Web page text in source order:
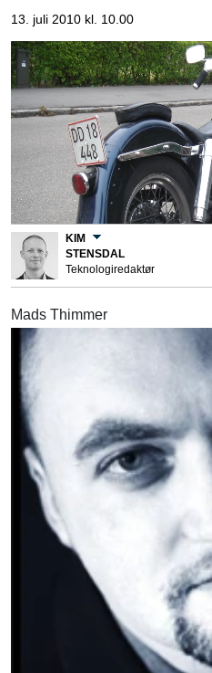
13. juli 2010 kl. 10.00
KIM
STENSDAL
Teknologiredaktør
Mads Thimmer